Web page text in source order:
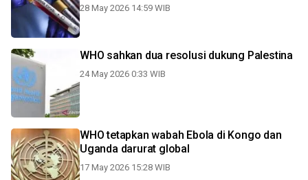
28 May 2026 14:59 WIB
WHO sahkan dua resolusi dukung Palestina
24 May 2026 0:33 WIB
WHO tetapkan wabah Ebola di Kongo dan
Uganda darurat global
17 May 2026 15:28 WIB